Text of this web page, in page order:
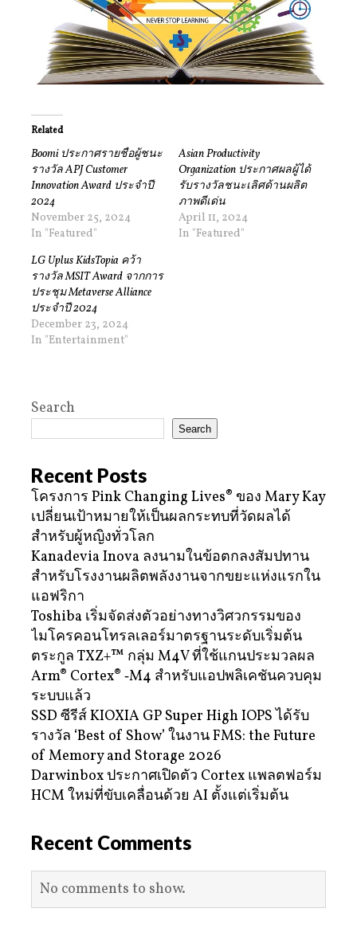
Related
Boomi ประกาศรายชื่อผู้ชนะ
รางวัล APJ Customer
Innovation Award ประจำปี
2024
November 25, 2024
In "Featured"
Asian Productivity
Organization ประกาศผลผู้ได้
รับรางวัลชนะเลิศด้านผลิต
ภาพดีเด่น
April 11, 2024
In "Featured"
LG Uplus KidsTopia คว้า
รางวัล MSIT Award จากการ
ประชุม Metaverse Alliance
ประจำปี 2024
December 23, 2024
In "Entertainment"
Search
Search
Recent Posts
โครงการ Pink Changing Lives® ของ Mary Kay
เปลี่ยนเป้าหมายให้เป็นผลกระทบที่วัดผลได้
สำหรับผู้หญิงทั่วโลก
Kanadevia Inova ลงนามในข้อตกลงสัมปทาน
สำหรับโรงงานผลิตพลังงานจากขยะแห่งแรกใน
แอฟริกา
Toshiba เริ่มจัดส่งตัวอย่างทางวิศวกรรมของ
ไมโครคอนโทรลเลอร์มาตรฐานระดับเริ่มต้น
ตระกูล TXZ+™ กลุ่ม M4V ที่ใช้แกนประมวลผล
Arm® Cortex® ‑M4 สำหรับแอปพลิเคชันควบคุม
ระบบแล้ว
SSD ซีรีส์ KIOXIA GP Super High IOPS ได้รับ
รางวัล ‘Best of Show’ ในงาน FMS: the Future
of Memory and Storage 2026
Darwinbox ประกาศเปิดตัว Cortex แพลตฟอร์ม
HCM ใหม่ที่ขับเคลื่อนด้วย AI ตั้งแต่เริ่มต้น
Recent Comments
No comments to show.